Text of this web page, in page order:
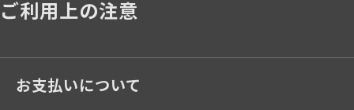
ご利用上の注意
お支払いについて